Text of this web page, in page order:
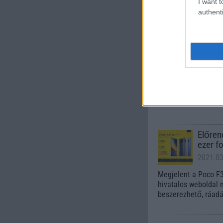
A Mi Band széria
ezer
Megjelent a Poco
hivatalos weboldal
beszerezhető,